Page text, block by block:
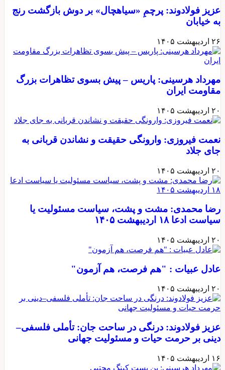
عزیز فولادوند: پرچمِ «سیاهچال» بر دوش بازگشت رنج
به خیابان
۲۶ اردیبهشت ۱۴۰۵
مهرداد هرسینی: پاریس – پیش بسوی تظاهرات بزرگ
مقاومت ایران
۲۰ اردیبهشت ۱۴۰۵
نعمت فیروزی: وارونگی حقیقت و نشاندن قربانی به
جای جلاد
۲۰ اردیبهشت ۱۴۰۵
رضا محمدی: مشت و پشت، سیاست مسئولیت یا
سیاست ادعا ۱۸ اردیبهشت ۱۴۰۵
۲۰ اردیبهشت ۱۴۰۵
عادل عبیات : "هم فرصت، هم آزمون"
۲۰ اردیبهشت ۱۴۰۵
عزیز فولادوند: درنگی در ساحت جان: تأملی فلسفی–
دینی بر حرمت حیات و مسئولیت جهانی
۱۶ اردیبهشت ۱۴۰۵